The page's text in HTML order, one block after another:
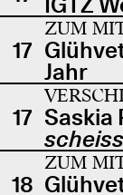
17
ZUM
Jahr
17 Saskia
18
ZUM